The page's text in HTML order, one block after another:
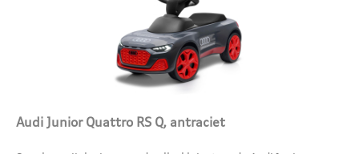
Audi Junior Quattro RS Q, antraciet